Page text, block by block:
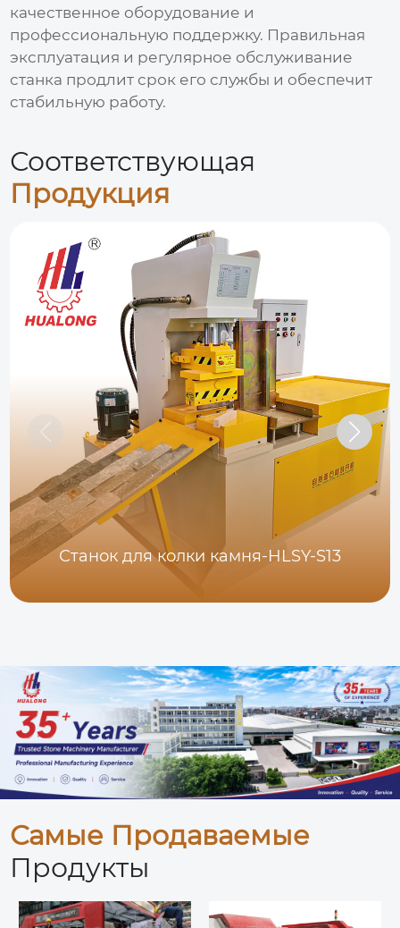
качественное оборудование и
профессиональную поддержку. Правильная
эксплуатация и регулярное обслуживание
станка продлит срок его службы и обеспечит
стабильную работу.
Соответствующая
Продукция
Станок для колки камня-HLSY-S13
Самые Продаваемые
Продукты